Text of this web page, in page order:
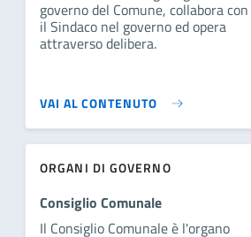
governo del Comune, collabora con
il Sindaco nel governo ed opera
attraverso delibera.
VAI AL CONTENUTO
ORGANI DI GOVERNO
Consiglio Comunale
Il Consiglio Comunale è l'organo